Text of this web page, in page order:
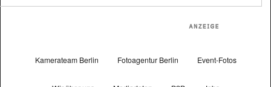
Kamerateam Berlin Fotoagentur Berlin Event-Fotos